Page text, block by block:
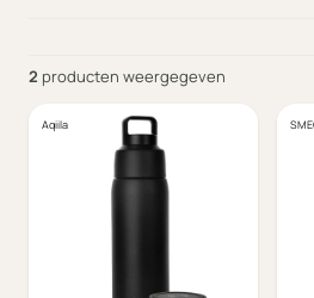
2 producten weergegeven
Aqiila